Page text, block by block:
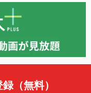
（無料）